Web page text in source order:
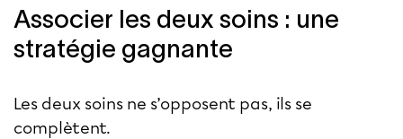
Associer les deux soins : une
stratégie gagnante
Les deux soins ne s’opposent pas, ils se
complètent.